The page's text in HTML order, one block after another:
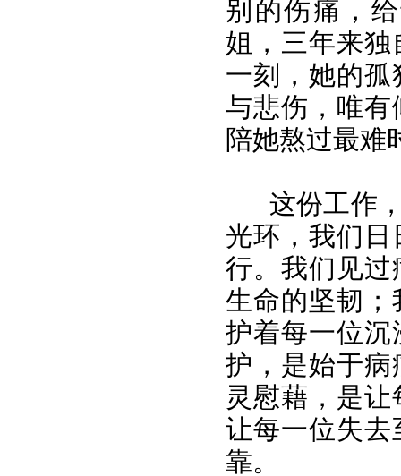
别的伤痛，
姐，三年来
一刻，她的
与悲伤，唯
陪她熬过最难
这份工作
光环，我们
行。我们见
生命的坚韧
护着每一位
护，是始于
灵慰藉，是
让每一位失
靠。